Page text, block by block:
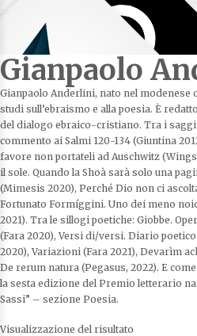
Gianpaolo
Gianpaolo Anderlini, nato nel modenese
studi sull’ebraismo e alla poesia. È
del dialogo ebraico-cristiano. Tra i
commento ai Salmi 120-134 (Giuntina
favore non portateli ad Auschwitz
il sole. Quando la Shoà sarà solo una
(Mimesis 2020), Perché Dio non ci
Fortunato Formíggini. Uno dei meno
2021). Tra le sillogi poetiche: Giobbe.
(Fara 2020), Versi di/versi. Diario
2020), Variazioni (Fara 2021), Devarìm
De rerum natura (Pegasus, 2022). E
la sesta edizione del Premio letterario
Sassi” – sezione Poesia.
Visualizzazione del risultato